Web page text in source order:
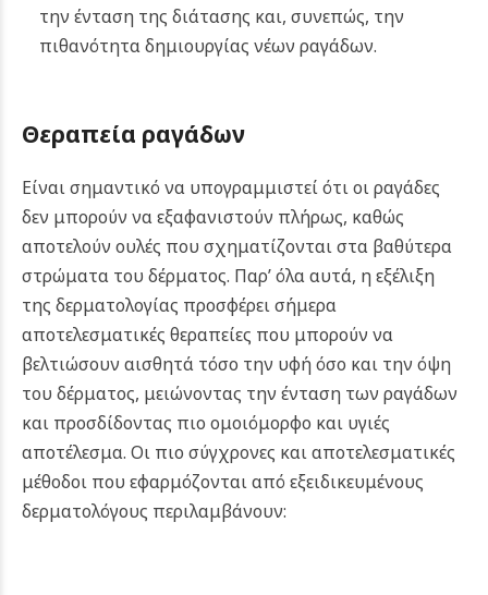
την ένταση της διάτασης και, συνεπώς, την
πιθανότητα δημιουργίας νέων ραγάδων.
Θεραπεία ραγάδων
Είναι σημαντικό να υπογραμμιστεί ότι οι ραγάδες
δεν μπορούν να εξαφανιστούν πλήρως, καθώς
αποτελούν ουλές που σχηματίζονται στα βαθύτερα
στρώματα του δέρματος. Παρ’ όλα αυτά, η εξέλιξη
της δερματολογίας προσφέρει σήμερα
αποτελεσματικές θεραπείες που μπορούν να
βελτιώσουν αισθητά τόσο την υφή όσο και την όψη
του δέρματος, μειώνοντας την ένταση των ραγάδων
και προσδίδοντας πιο ομοιόμορφο και υγιές
αποτέλεσμα. Οι πιο σύγχρονες και αποτελεσματικές
μέθοδοι που εφαρμόζονται από εξειδικευμένους
δερματολόγους περιλαμβάνουν: